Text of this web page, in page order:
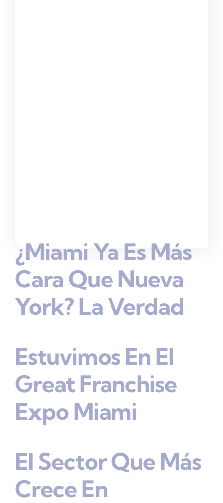
¿Miami Ya Es Más
Cara Que Nueva
York? La Verdad
Estuvimos En El
Great Franchise
Expo Miami
El Sector Que Más
Crece En